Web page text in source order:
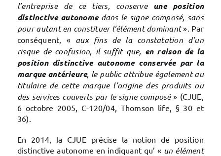
l’entreprise de ce tiers, conserve une position
distinctive autonomedans le signe composé, sans
pour autant en constituer l’élément dominant». Par
conséquent, « aux fins de la constatation d’un
risque de confusion, il suffit que, en raison de la
position distinctive autonome conservée par la
marque antérieure, le public attribue également au
titulaire de cette marque l’origine des produits ou
des services couverts par le signe composé» (CJUE,
6 octobre 2005, C-120/04, Thomson life, § 30 et
36).
En 2014, la CJUE précise la notion de position
distinctive autonome en indiquant qu’ « un élément